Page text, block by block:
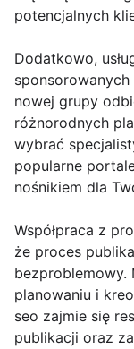
potencjalnych
Dodatkowo,
nowej grupy
różnorodnych
wybrać
popularne
nośnikiem dla
Współpraca z
że proces
bezproblemowy.
planowaniu i
seo zajmie się
publikacji oraz